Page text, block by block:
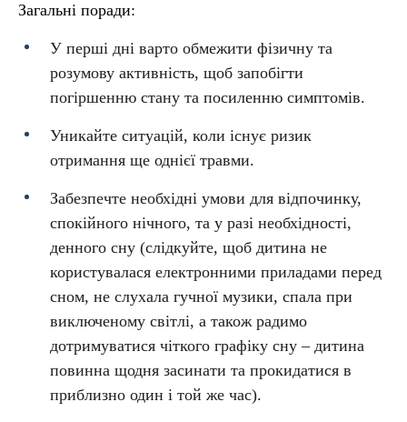
Загальні поради:
У перші дні варто обмежити фізичну та
розумову активність, щоб запобігти
погіршенню стану та посиленню симптомів.
Уникайте ситуацій, коли існує ризик
отримання ще однієї травми.
Забезпечте необхідні умови для відпочинку,
спокійного нічного, та у разі необхідності,
денного сну (слідкуйте, щоб дитина не
користувалася електронними приладами перед
сном, не слухала гучної музики, спала при
виключеному світлі, а також радимо
дотримуватися чіткого графіку сну – дитина
повинна щодня засинати та прокидатися в
приблизно один і той же час).